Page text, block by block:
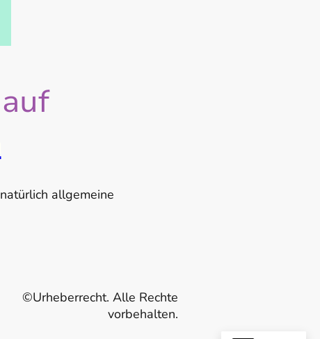
allgemeine
©Urheberrecht. Alle Rechte
vorbehalten.